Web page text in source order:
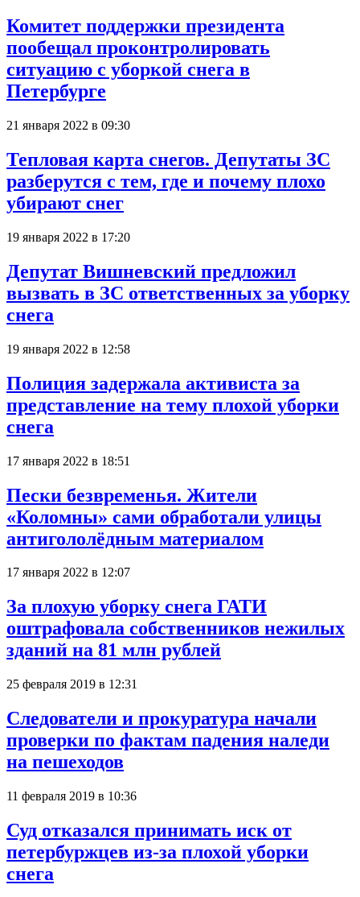
Комитет поддержки президента
пообещал проконтролировать
ситуацию с уборкой снега в
Петербурге
21 января 2022 в 09:30
Тепловая карта снегов. Депутаты ЗС
разберутся с тем, где и почему плохо
убирают снег
19 января 2022 в 17:20
Депутат Вишневский предложил
вызвать в ЗС ответственных за уборку
снега
19 января 2022 в 12:58
Полиция задержала активиста за
представление на тему плохой уборки
снега
17 января 2022 в 18:51
Пески безвременья. Жители
«Коломны» сами обработали улицы
антигололёдным материалом
17 января 2022 в 12:07
За плохую уборку снега ГАТИ
оштрафовала собственников нежилых
зданий на 81 млн рублей
25 февраля 2019 в 12:31
Следователи и прокуратура начали
проверки по фактам падения наледи
на пешеходов
11 февраля 2019 в 10:36
Суд отказался принимать иск от
петербуржцев из-за плохой уборки
снега